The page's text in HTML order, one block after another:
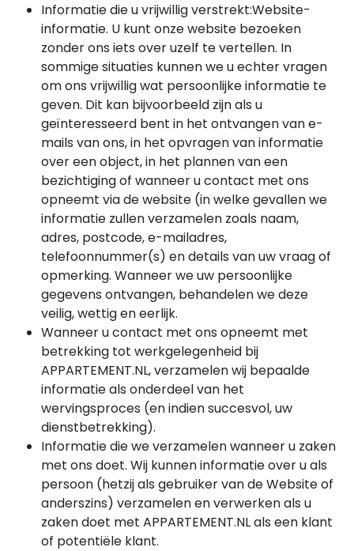
Informatie die u vrijwillig verstrekt:Website-
informatie. U kunt onze website bezoeken
zonder ons iets over uzelf te vertellen. In
sommige situaties kunnen we u echter vragen
om ons vrijwillig wat persoonlijke informatie te
geven. Dit kan bijvoorbeeld zijn als u
geïnteresseerd bent in het ontvangen van e-
mails van ons, in het opvragen van informatie
over een object, in het plannen van een
bezichtiging of wanneer u contact met ons
opneemt via de website (in welke gevallen we
informatie zullen verzamelen zoals naam,
adres, postcode, e-mailadres,
telefoonnummer(s) en details van uw vraag of
opmerking. Wanneer we uw persoonlijke
gegevens ontvangen, behandelen we deze
veilig, wettig en eerlijk.
Wanneer u contact met ons opneemt met
betrekking tot werkgelegenheid bij
APPARTEMENT.NL, verzamelen wij bepaalde
informatie als onderdeel van het
wervingsproces (en indien succesvol, uw
dienstbetrekking).
Informatie die we verzamelen wanneer u zaken
met ons doet. Wij kunnen informatie over u als
persoon (hetzij als gebruiker van de Website of
anderszins) verzamelen en verwerken als u
zaken doet met APPARTEMENT.NL als een klant
of potentiële klant.